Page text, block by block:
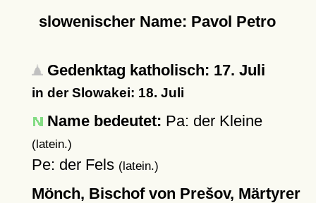
slowenischer Name: Pavol Petro
Gedenktag katholisch: 17. Juli
in der Slowakei: 18. Juli
Name bedeutet: Pa: der Kleine
(latein.)
Pe: der Fels (latein.)
Mönch, Bischof von Prešov, Märtyrer